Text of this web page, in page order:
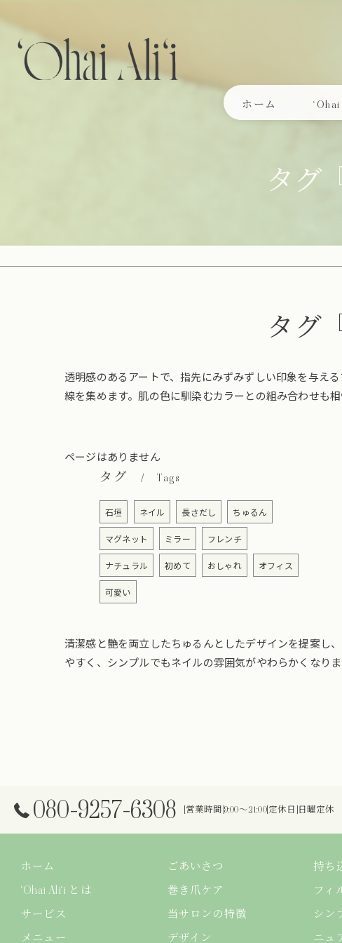
ホーム
タグ
タグ
透明感のあるアートで、指先にみずみずしい印象を与え
線を集めます。肌の色に馴染むカラーとの組み合わせも
ページはありません
タグ Tags
石垣 ネイル 長さだし ちゅるん
マグネット ミラー フレンチ
ナチュラル 初めて おしゃれ オフィス
可愛い
清潔感と艶を両立したちゅるんとしたデザインを提案し
やすく、シンプルでもネイルの雰囲気がやわらかくなりま
080-9257-6308 [営業時間]9:00～21:00[定休日]日曜定休
ホーム
‘Ohai Ali‘i とは
サービス
メニュー
ごあいさつ
巻き爪ケア
当サロンの特徴
デザイン
持ち
フィ
シン
ニュ